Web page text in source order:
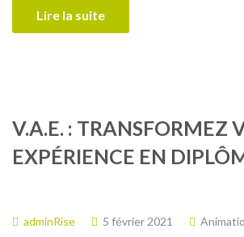
Lire la suite
V.A.E. : TRANSFORMEZ
EXPÉRIENCE EN
adminRise 5 février 2021